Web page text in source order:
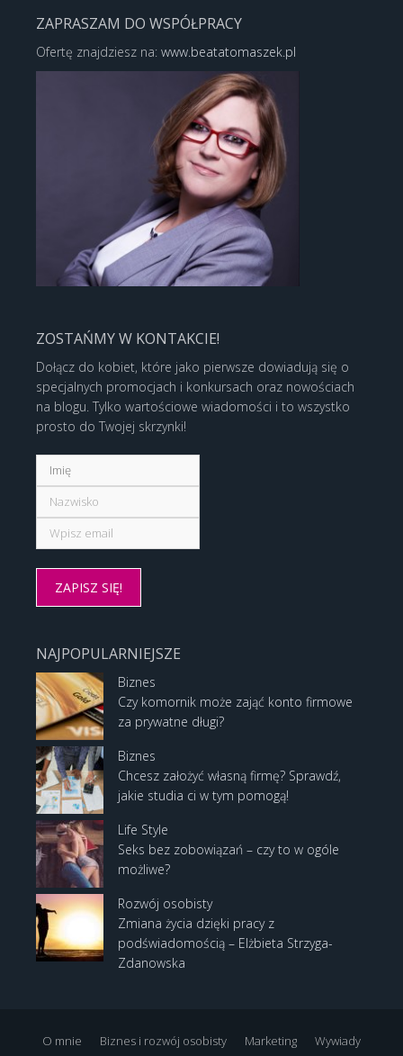
ZAPRASZAM DO WSPÓŁPRACY
Ofertę znajdziesz na: www.beatatomaszek.pl
ZOSTAŃMY W KONTAKCIE!
Dołącz do kobiet, które jako pierwsze dowiadują się o
specjalnych promocjach i konkursach oraz nowościach
na blogu. Tylko wartościowe wiadomości i to wszystko
prosto do Twojej skrzynki!
NAJPOPULARNIEJSZE
Biznes
Czy komornik może zająć konto firmowe
za prywatne długi?
Biznes
Chcesz założyć własną firmę? Sprawdź,
jakie studia ci w tym pomogą!
Life Style
Seks bez zobowiązań – czy to w ogóle
możliwe?
Rozwój osobisty
Zmiana życia dzięki pracy z
podświadomością – Elżbieta Strzyga-
Zdanowska
O mnie Biznes i rozwój osobisty Marketing Wywiady